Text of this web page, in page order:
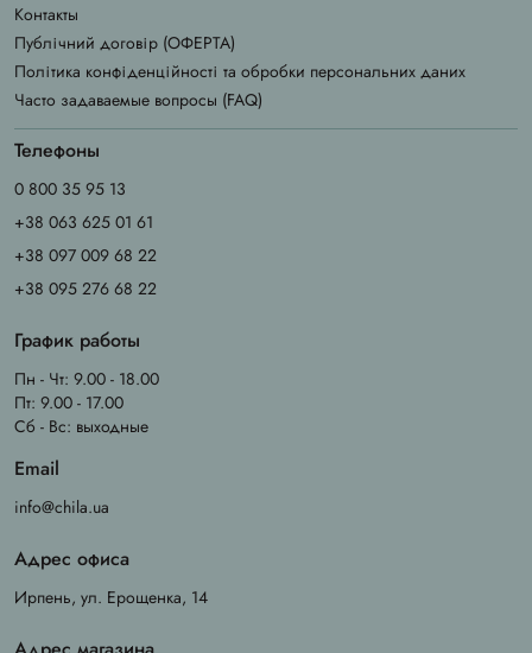
Контакты
Публічний договір (ОФЕРТА)
Політика конфіденційності та обробки персональних даних
Часто задаваемые вопросы (FAQ)
Телефоны
0 800 35 95 13
+38 063 625 01 61
+38 097 009 68 22
+38 095 276 68 22
График работы
Пн - Чт: 9.00 - 18.00
Пт: 9.00 - 17.00
Сб - Вс: выходные
Email
info@chila.ua
Адрес офиса
Ирпень, ул. Ерощенка, 14